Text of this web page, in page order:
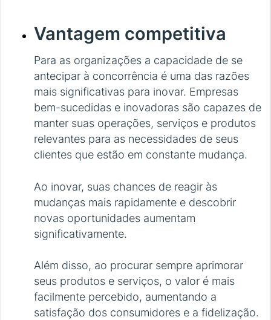
Vantagem competitiva
Para as organizações a capacidade de se
antecipar à concorrência é uma das razões
mais significativas para inovar. Empresas
bem-sucedidas e inovadoras são capazes de
manter suas operações, serviços e produtos
relevantes para as necessidades de seus
clientes que estão em constante mudança.
Ao inovar, suas chances de reagir às
mudanças mais rapidamente e descobrir
novas oportunidades aumentam
significativamente.
Além disso, ao procurar sempre aprimorar
seus produtos e serviços, o valor é mais
facilmente percebido, aumentando a
satisfação dos consumidores e a fidelização.